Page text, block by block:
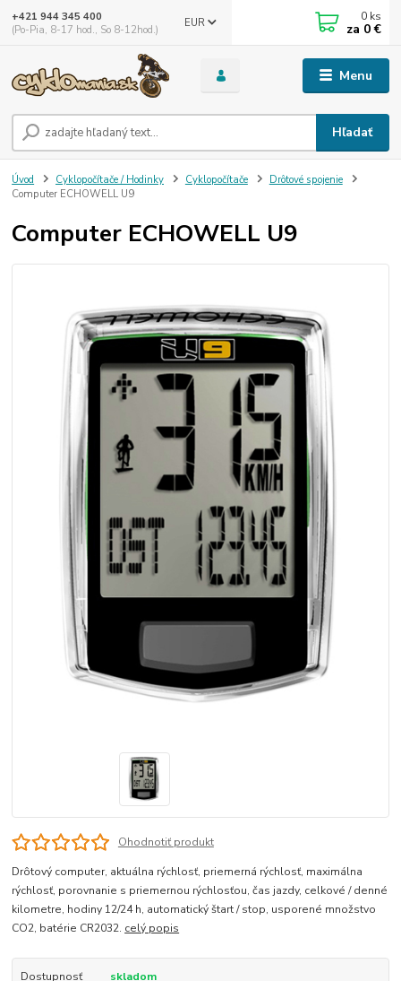
Menu
EUR
Hľadať
+421 944 345 400
(Po-Pia, 8-17 hod., So 8-12hod.)
0 ks
za 0 €
Úvod Cyklopočítače / Hodinky Cyklopočítače
Drôtové spojenie
Computer ECHOWELL U9
Computer ECHOWELL U9
Ohodnotiť produkt
Drôtový computer, aktuálna rýchlosť, priemerná rýchlosť, maximálna
rýchlosť, porovnanie s priemernou rýchlosťou, čas jazdy, celkové / denné
kilometre, hodiny 12/24 h, automatický štart / stop, usporené množstvo
CO2, batérie CR2032. celý popis
Dostupnosť
skladom